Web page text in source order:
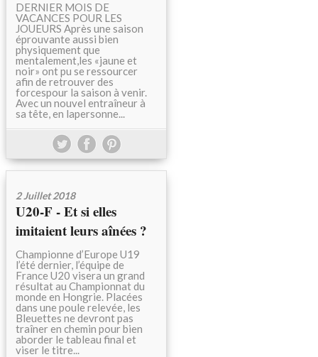
DERNIER MOIS DE
VACANCES POUR LES
JOUEURS Après une saison
éprouvante aussi bien
physiquement que
mentalement,les «jaune et
noir» ont pu se ressourcer
afin de retrouver des
forcespour la saison à venir.
Avec un nouvel entraîneur à
sa tête, en lapersonne...
2 Juillet 2018
U20-F - Et si elles
imitaient leurs aînées ?
Championne d’Europe U19
l’été dernier, l’équipe de
France U20 visera un grand
résultat au Championnat du
monde en Hongrie. Placées
dans une poule relevée, les
Bleuettes ne devront pas
traîner en chemin pour bien
aborder le tableau final et
viser le titre...